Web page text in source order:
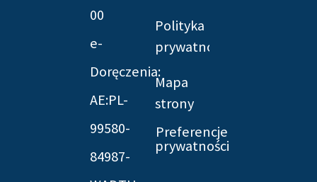
00
e-
Doręczenia:
AE:PL-
99580-
84987-
Polityka
prywatności
Mapa
strony
Preferencje
prywatności